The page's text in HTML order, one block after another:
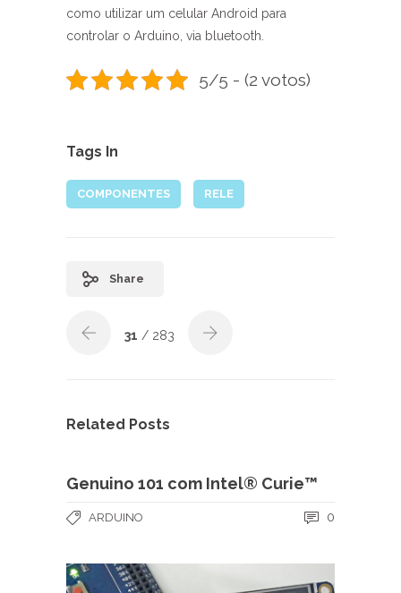
como utilizar um celular Android para
controlar o Arduino, via bluetooth.
5/5 - (2 votos)
Tags In
COMPONENTES RELE
Share
31 / 283
Related Posts
Genuino 101 com Intel® Curie™
ARDUINO 0